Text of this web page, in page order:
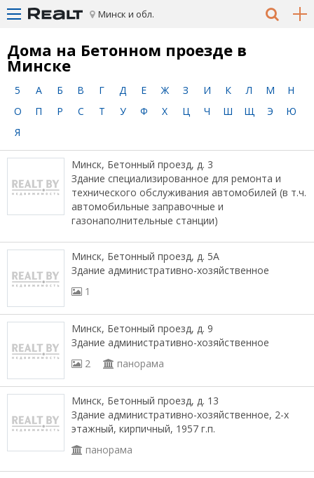
Минск и обл.
Дома на Бетонном проезде в
Минске
5 А Б В Г Д Е Ж З И К Л М
Н
О
П Р С Т У Ф Х Ц Ч Ш Щ Э
Ю
Я
Минск, Бетонный проезд, д. 3
Здание специализированное для ремонта и
технического обслуживания автомобилей (в т.ч.
автомобильные заправочные и
газонаполнительные станции)
Минск, Бетонный проезд, д. 5А
Здание административно-хозяйственное
1
Минск, Бетонный проезд, д. 9
Здание административно-хозяйственное
2
панорама
Минск, Бетонный проезд, д. 13
Здание административно-хозяйственное, 2-х
этажный, кирпичный, 1957 г.п.
панорама